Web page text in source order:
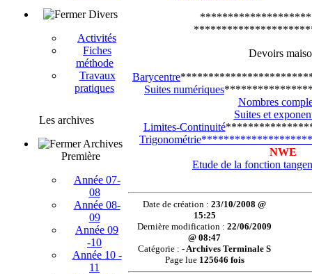
Divers
Activités
Fiches
méthode
Travaux
pratiques
Les archives
Archives
Première
Année 07-
08
Année 08-
09
Année 09
-10
Année 10 -
11
Devoirs
Barycentre
Suites numériques
Nombres
Suites et
Limites-Continuité
NWE
Etude de la fonction
Date de création :23/10/2008 @
15:25
Dernière modification :22/06/2009
@ 08:47
Catégorie :- Archives Terminale S
Page lue 125646 fois